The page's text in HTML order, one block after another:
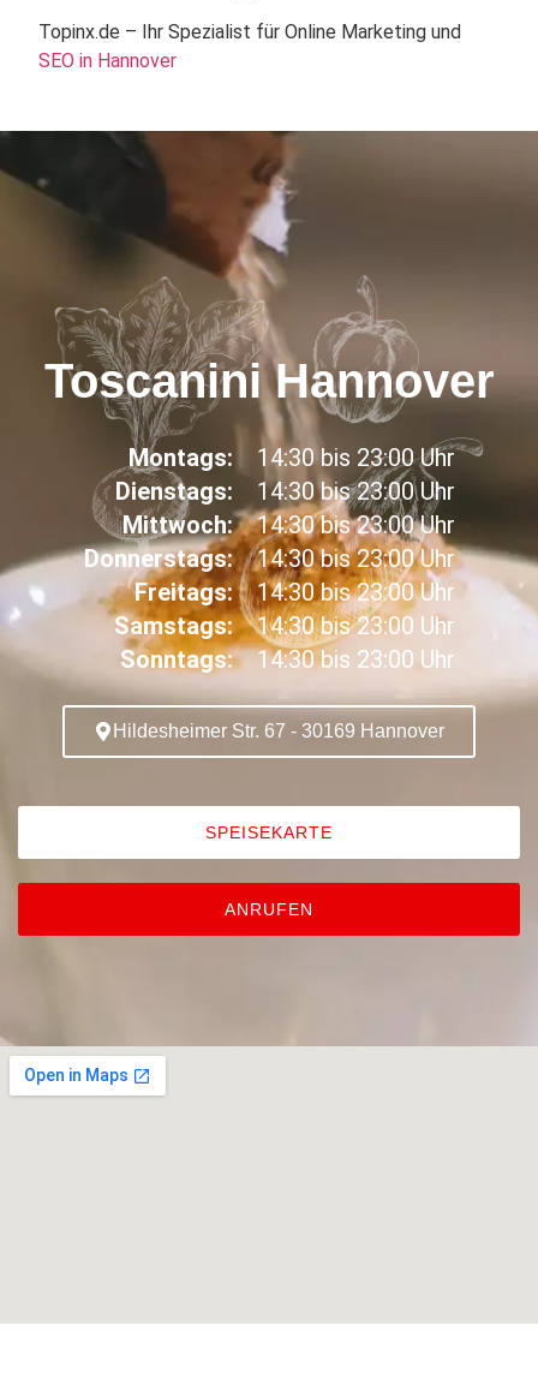
Topinx.de – Ihr Spezialist für Online Marketing und
SEO in Hannover
Toscanini Hannover
Montags:
Dienstags:
Mittwoch:
Donnerstags:
Freitags:
Samstags:
Sonntags:
14:30 bis 23:00 Uhr
14:30 bis 23:00 Uhr
14:30 bis 23:00 Uhr
14:30 bis 23:00 Uhr
14:30 bis 23:00 Uhr
14:30 bis 23:00 Uhr
14:30 bis 23:00 Uhr
Hildesheimer Str. 67 - 30169 Hannover
SPEISEKARTE
ANRUFEN